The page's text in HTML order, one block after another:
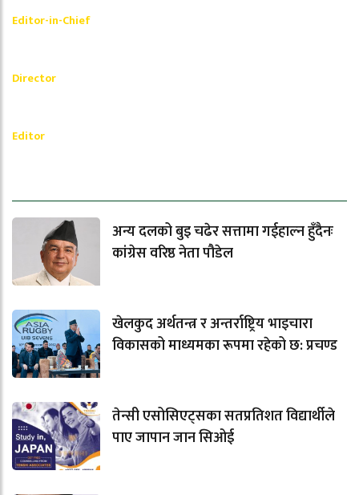
Editor-in-Chief
Director
Editor
अन्य दलको बुइ चढेर सत्तामा गईहाल्न हुँदैनः
कांग्रेस वरिष्ठ नेता पौडेल
खेलकुद अर्थतन्त्र र अन्तर्राष्ट्रिय भाइचारा
विकासको माध्यमका रूपमा रहेको छ: प्रचण्ड
तेन्सी एसोसिएट्सका सतप्रतिशत विद्यार्थीले
पाए जापान जान सिओई